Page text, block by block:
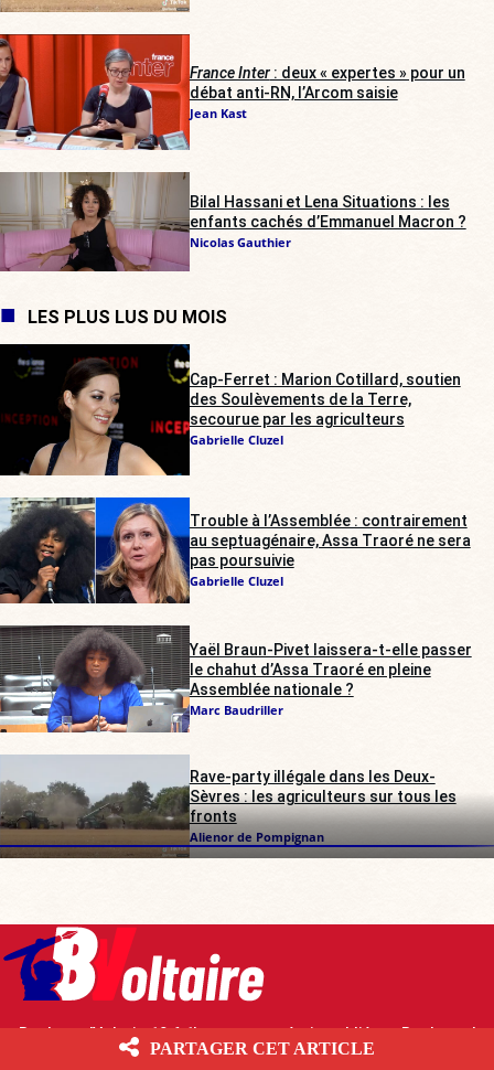
France Inter: deux « expertes » pour un
débat anti-RN, l’Arcom saisie
Jean Kast
Bilal Hassani et Lena Situations : les
enfants cachés d’Emmanuel Macron ?
Nicolas Gauthier
LES PLUS LUS DU MOIS
Cap-Ferret : Marion Cotillard, soutien
des Soulèvements de la Terre,
secourue par les agriculteurs
Gabrielle Cluzel
Trouble à l’Assemblée : contrairement
au septuagénaire, Assa Traoré ne sera
pas poursuivie
Gabrielle Cluzel
Yaël Braun-Pivet laissera-t-elle passer
le chahut d’Assa Traoré en pleine
Assemblée nationale ?
Marc Baudriller
Rave-party illégale dans les Deux-
Sèvres : les agriculteurs sur tous les
fronts
Alienor de Pompignan
Boulevard Voltaire 10.6.1 Les contenus écrits publiés par Boulevard
Voltaire sont mis à disposition selon les termes de la Licence Creative
PARTAGER CET ARTICLE